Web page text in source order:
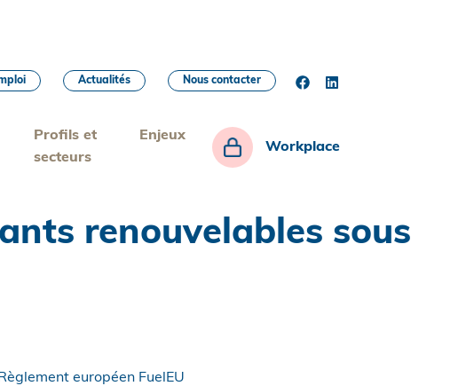
Profils et
secteurs
Enjeux
Workplace
Actualités Nous contacter
renouvelables sous
européen FuelEU